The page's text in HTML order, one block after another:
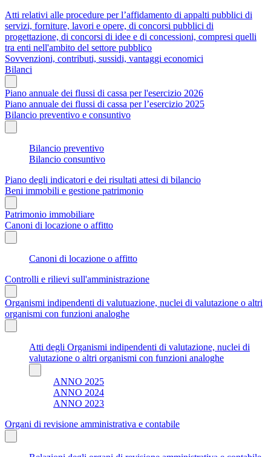
Atti relativi alle procedure per l’affidamento di appalti pubblici di
servizi, forniture, lavori e opere, di concorsi pubblici di
progettazione, di concorsi di idee e di concessioni, compresi quelli
tra enti nell'ambito del settore pubblico
Sovvenzioni, contributi, sussidi, vantaggi economici
Bilanci
Piano annuale dei flussi di cassa per l'esercizio 2026
Piano annuale dei flussi di cassa per l’esercizio 2025
Bilancio preventivo e consuntivo
Bilancio preventivo
Bilancio consuntivo
Piano degli indicatori e dei risultati attesi di bilancio
Beni immobili e gestione patrimonio
Patrimonio immobiliare
Canoni di locazione o affitto
Canoni di locazione o affitto
Controlli e rilievi sull'amministrazione
Organismi indipendenti di valutuazione, nuclei di valutazione o altri
organismi con funzioni analoghe
Atti degli Organismi indipendenti di valutazione, nuclei di
valutazione o altri organismi con funzioni analoghe
ANNO 2025
ANNO 2024
ANNO 2023
Organi di revisione amministrativa e contabile